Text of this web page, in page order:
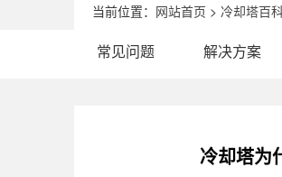
当前位置： 网站首页 > 冷却塔百
常见问题 解决方案
冷却塔为